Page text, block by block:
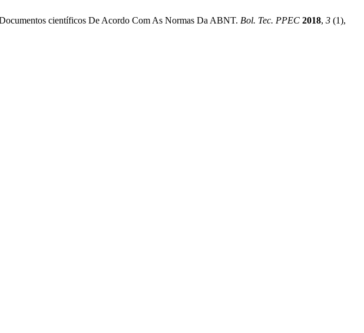
científicos De Acordo Com As Normas Da ABNT. Bol. Tec. PPEC 2018, 3 (1),